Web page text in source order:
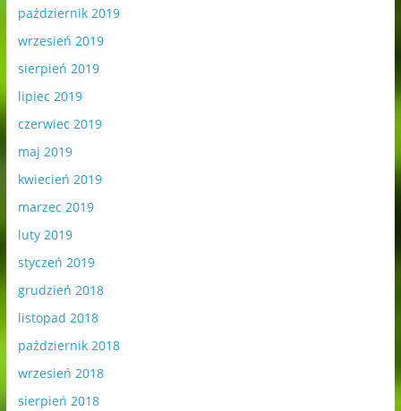
październik 2019
wrzesień 2019
sierpień 2019
lipiec 2019
czerwiec 2019
maj 2019
kwiecień 2019
marzec 2019
luty 2019
styczeń 2019
grudzień 2018
listopad 2018
październik 2018
wrzesień 2018
sierpień 2018